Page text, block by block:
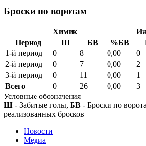
Броски по воротам
Химик
Период
Ш БВ %БВ
1-й период
0 8 0,00 0
2-й период
0 7 0,00 2
3-й период
0 11 0,00 1
Всего
0 26 0,00 3
Условные обозначения
Ш - Забитые голы, БВ - Броски по
реализованных бросков
Новости
Медиа